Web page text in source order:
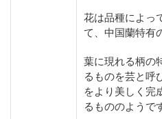
花は品種によっ
て、中国蘭特有
葉に現れる柄の
るものを芸と呼
をより美しく完
るもののようで